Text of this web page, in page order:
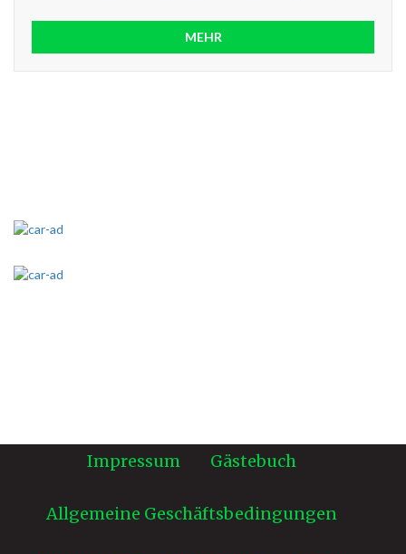
MEHR
Impressum Gästebuch
Allgemeine Geschäftsbedingungen